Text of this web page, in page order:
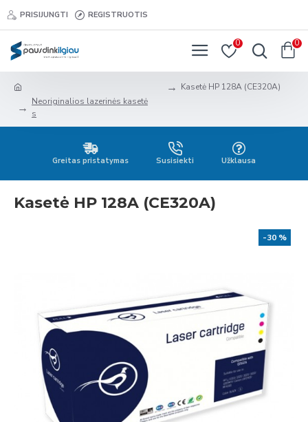
PRISIJUNGTI REGISTRUOTIS
0 0
Neoriginalios lazerinės kasetė
s
Kasetė HP 128A (CE320A)
Greitas pristatymas Susisiekti Užklausa
Kasetė HP 128A (CE320A)
-30 %